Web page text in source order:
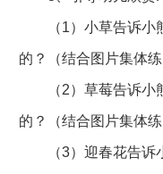
（1）小草告诉小熊
的？（结合图片集体练
（2）草莓告诉小熊
的？（结合图片集体练
（3）迎春花告诉小